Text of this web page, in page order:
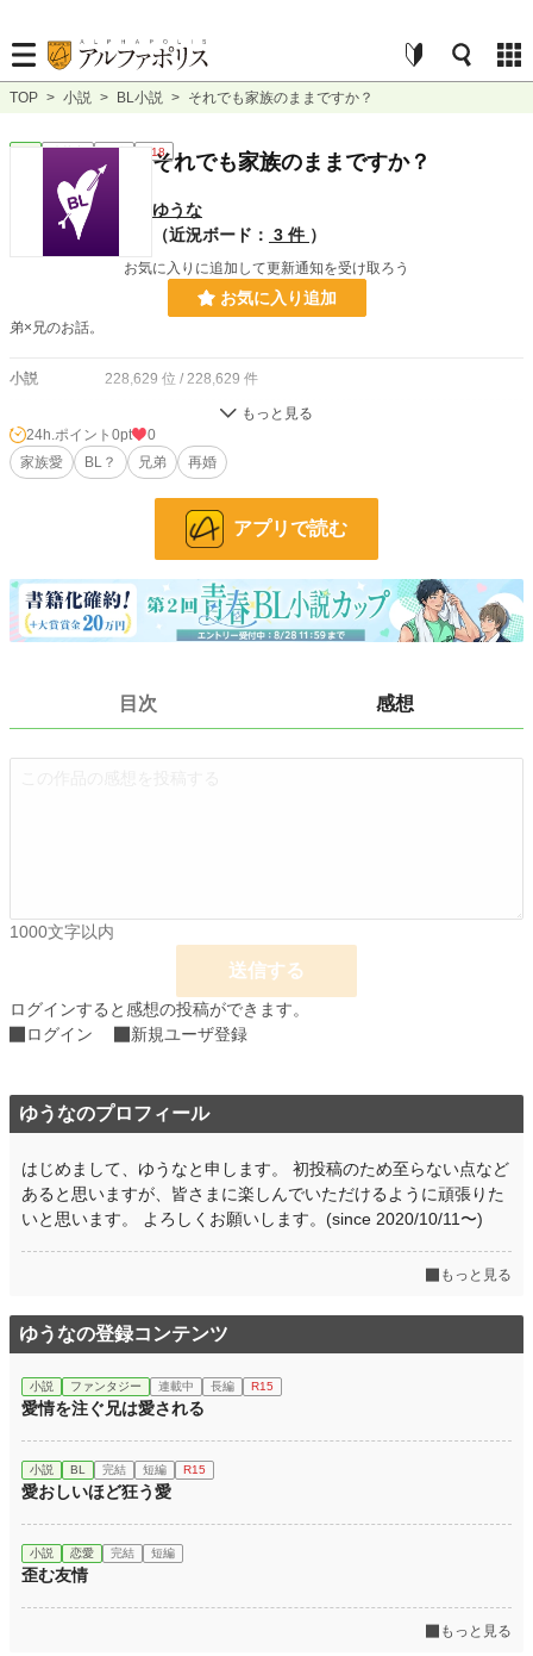
TOP > 小説 > BL小説 > それでも家族のままですか？
連載中 短編 R18
それでも家族のままですか？
ゆうな
（近況ボード： 3 件 ）
お気に入りに追加して更新通知を受け取ろう
お気に入り追加
弟×兄のお話。
小説 228,629 位 / 228,629 件
31,395 位 / 31,395 件
お気に入り 16
更新日時 2021.03.02 10:54
初回公開日時 2020.12.10 22:29
0 pt (228,629 位)
年間ポイント 203 pt (125,572 位)
24h.ポイント 0pt
0
家族愛
BL？ 兄弟 再婚
アプリで読む
目次 感想
1000文字以内
送信する
ログインすると感想の投稿ができます。
ログイン
新規ユーザ登録
ゆうなのプロフィール
はじめまして、ゆうなと申します。 初投稿のため至らない点など
あると思いますが、皆さまに楽しんでいただけるように頑張りた
いと思います。 よろしくお願いします。(since 2020/10/11〜)
もっと見る
ゆうなの登録コンテンツ
小説 ファンタジー 連載中 長編 R15
愛情を注ぐ兄は愛される
小説 BL 完結 短編 R15
愛おしいほど狂う愛
小説 恋愛 完結 短編
歪む友情
もっと見る